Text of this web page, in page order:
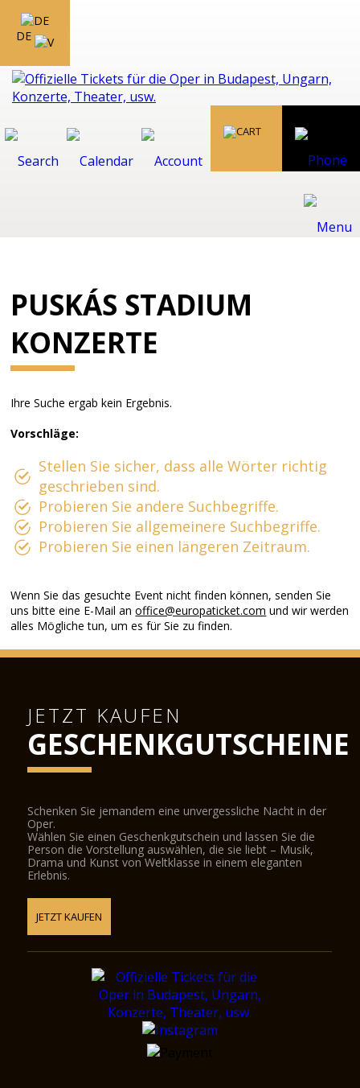
DE
PUSKÁS STADIUM
KONZERTE
Ihre Suche ergab kein Ergebnis.
Vorschläge:
Stellen Sie sicher, dass alle Wörter richtig
geschrieben sind.
Probieren Sie andere Suchbegriffe.
Probieren Sie allgemeinere Suchbegriffe.
Probieren Sie einen längeren Zeitraum.
Wenn Sie das gesuchte Event nicht finden können, senden Sie
uns bitte eine E-Mail anoffice@europaticket.com und wir werden
alles Mögliche tun, um es für Sie zu finden.
JETZT KAUFEN
GESCHENKGUTSCHEINE
Schenken Sie jemandem eine unvergessliche Nacht in der
Oper.
Wählen Sie einen Geschenkgutschein und lassen Sie die
Person die Vorstellung auswählen, die sie liebt – Musik,
Drama und Kunst von Weltklasse in einem eleganten
Erlebnis.
JETZT KAUFEN